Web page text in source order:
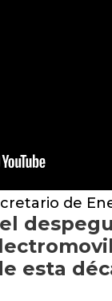
de
esta